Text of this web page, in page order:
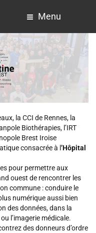
Menu
la CCI de Rennes, la
Biothérapies, l’IRT
Brest Iroise
consacrée à l ’Hôpital
pour permettre aux
ouest de rencontrer les
commune : conduire le
numérique aussi bien
des données, dans la
l’imagerie médicale.
des donneurs d’ordre